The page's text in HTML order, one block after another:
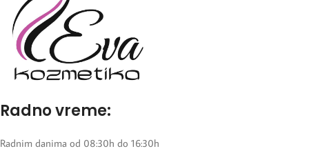
Radno vreme:
Radnim danima od 08:30h do 16:30h